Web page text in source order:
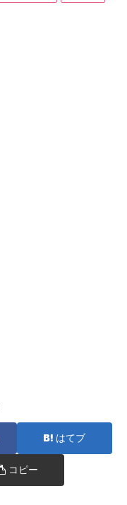
はてブ
コピー